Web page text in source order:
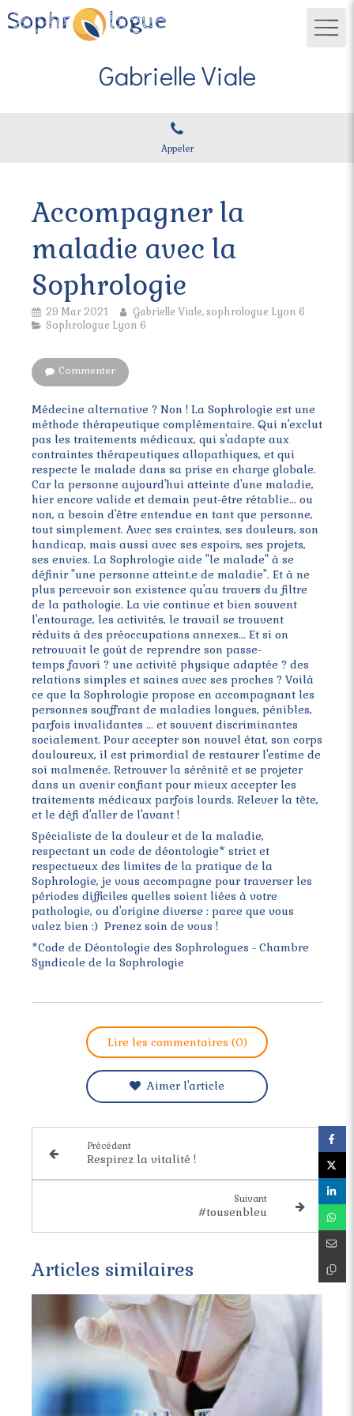
Gabrielle Viale
Appeler
Accompagner la
maladie avec la
Sophrologie
29 Mar 2021
Gabrielle Viale, sophrologue Lyon 6
Sophrologue Lyon 6
Commenter
Médecine alternative ? Non ! La Sophrologie est une
méthode thérapeutique complémentaire. Qui n'exclut
pas les traitements médicaux, qui s'adapte aux
contraintes thérapeutiques allopathiques, et qui
respecte le malade dans sa prise en charge globale.
Car la personne aujourd'hui atteinte d'une maladie,
hier encore valide et demain peut-être rétablie... ou
non, a besoin d'être entendue en tant que personne,
tout simplement. Avec ses craintes, ses douleurs, son
handicap, mais aussi avec ses espoirs, ses projets,
ses envies. La Sophrologie aide "le malade" à se
définir "une personne atteint.e de maladie". Et à ne
plus percevoir son existence qu'au travers du filtre
de la pathologie. La vie continue et bien souvent
l'entourage, les activités, le travail se trouvent
réduits à des préoccupations annexes... Et si on
retrouvait le goût de reprendre son passe-
temps favori ? une activité physique adaptée ? des
relations simples et saines avec ses proches ? Voilà
ce que la Sophrologie propose en accompagnant les
personnes souffrant de maladies longues, pénibles,
parfois invalidantes ... et souvent discriminantes
socialement. Pour accepter son nouvel état, son corps
douloureux, il est primordial de restaurer l'estime de
soi malmenée. Retrouver la sérénité et se projeter
dans un avenir confiant pour mieux accepter les
traitements médicaux parfois lourds. Relever la tête,
et le défi d'aller de l'avant !
Spécialiste de la douleur et de la maladie,
respectant un code de déontologie* strict et
respectueux des limites de la pratique de la
Sophrologie, je vous accompagne pour traverser les
périodes difficiles quelles soient liées à votre
pathologie, ou d'origine diverse : parce que vous
valez bien :) Prenez soin de vous !
*Code de Déontologie des Sophrologues - Chambre
Syndicale de la Sophrologie
Lire les commentaires (0)
Aimer l'article
Précédent
Respirez la vitalité !
Suivant
#tousenbleu
Articles similaires